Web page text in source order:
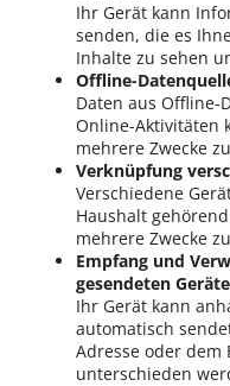
Ihr Gerät kann
senden, die es
Inhalte zu sehen
Offline-
Daten aus Offline-
Online-Aktivitäten
mehrere Zwecke
Verknüpfung
Verschiedene
Haushalt
mehrere Zwecke
Empfang und
gesendeten
Ihr Gerät kann
automatisch
Adresse oder dem
unterschieden